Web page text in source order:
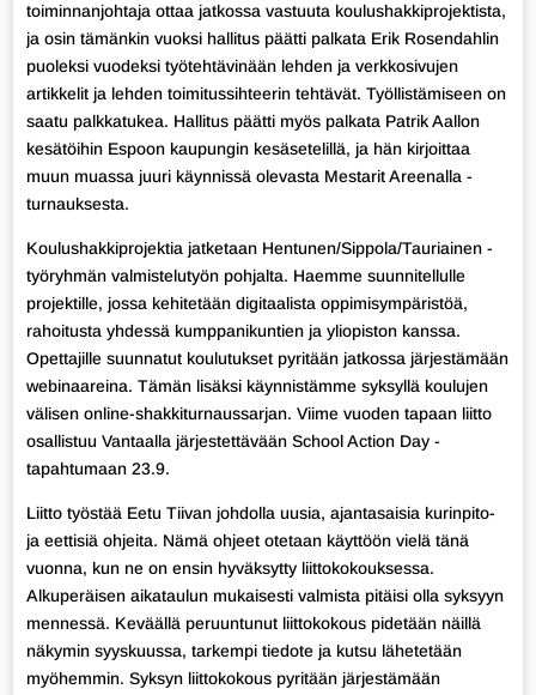
toiminnanjohtaja ottaa jatkossa vastuuta koulushakkiprojektista,
ja osin tämänkin vuoksi hallitus päätti palkata Erik Rosendahlin
puoleksi vuodeksi työtehtävinään lehden ja verkkosivujen
artikkelit ja lehden toimitussihteerin tehtävät. Työllistämiseen on
saatu palkkatukea. Hallitus päätti myös palkata Patrik Aallon
kesätöihin Espoon kaupungin kesäsetelillä, ja hän kirjoittaa
muun muassa juuri käynnissä olevasta Mestarit Areenalla -
turnauksesta.
Koulushakkiprojektia jatketaan Hentunen/Sippola/Tauriainen -
työryhmän valmistelutyön pohjalta. Haemme suunnitellulle
projektille, jossa kehitetään digitaalista oppimisympäristöä,
rahoitusta yhdessä kumppanikuntien ja yliopiston kanssa.
Opettajille suunnatut koulutukset pyritään jatkossa järjestämään
webinaareina. Tämän lisäksi käynnistämme syksyllä koulujen
välisen online-shakkiturnaussarjan. Viime vuoden tapaan liitto
osallistuu Vantaalla järjestettävään School Action Day -
tapahtumaan 23.9.
Liitto työstää Eetu Tiivan johdolla uusia, ajantasaisia kurinpito-
ja eettisiä ohjeita. Nämä ohjeet otetaan käyttöön vielä tänä
vuonna, kun ne on ensin hyväksytty liittokokouksessa.
Alkuperäisen aikataulun mukaisesti valmista pitäisi olla syksyyn
mennessä. Keväällä peruuntunut liittokokous pidetään näillä
näkymin syyskuussa, tarkempi tiedote ja kutsu lähetetään
myöhemmin. Syksyn liittokokous pyritään järjestämään